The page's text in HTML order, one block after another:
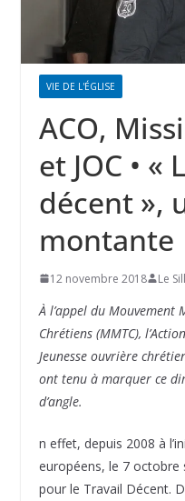
VIE DE L'ÉGLISE
ACO,
et JOC • «
décent »,
montante
12 novembre 2018 Le
À l’appel du Mouvement
Chrétiens (MMTC),
Jeunesse ouvrière
ont tenu à marquer ce
d’angle.
n effet, depuis 2008 à
européens, le 7 octobre
pour le Travail Décent.